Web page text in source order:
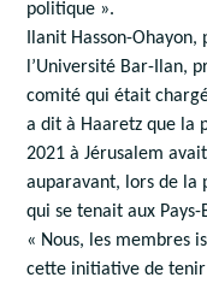
politique ».
Ilanit Hasson-
l’Université Bar-Ilan,
comité qui était
a dit à Haaretz que la
2021 à Jérusalem
auparavant, lors de la
qui se tenait aux Pays-
« Nous, les membres
cette initiative de